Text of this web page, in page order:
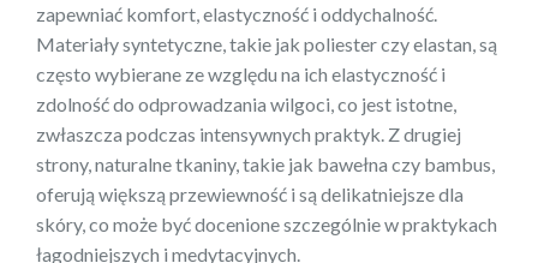
zapewniać komfort, elastyczność i oddychalność.
Materiały syntetyczne, takie jak poliester czy elastan, są
często wybierane ze względu na ich elastyczność i
zdolność do odprowadzania wilgoci, co jest istotne,
zwłaszcza podczas intensywnych praktyk. Z drugiej
strony, naturalne tkaniny, takie jak bawełna czy bambus,
oferują większą przewiewność i są delikatniejsze dla
skóry, co może być docenione szczególnie w praktykach
łagodniejszych i medytacyjnych.